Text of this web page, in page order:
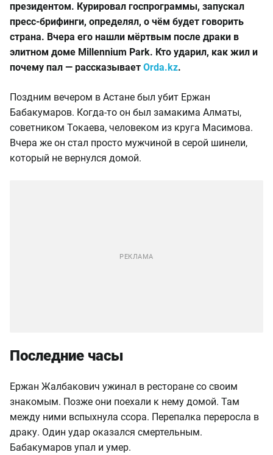
президентом. Курировал госпрограммы, запускал
пресс-брифинги, определял, о чём будет говорить
страна. Вчера его нашли мёртвым после драки в
элитном доме Millennium Park. Кто ударил, как жил и
почему пал — рассказывает Orda.kz.
Поздним вечером в Астане был убит Ержан
Бабакумаров. Когда-то он был замакима Алматы,
советником Токаева, человеком из круга Масимова.
Вчера же он стал просто мужчиной в серой шинели,
который не вернулся домой.
Последние часы
Ержан Жалбакович ужинал в ресторане со своим
знакомым. Позже они поехали к нему домой. Там
между ними вспыхнула ссора. Перепалка переросла в
драку. Один удар оказался смертельным.
Бабакумаров упал и умер.